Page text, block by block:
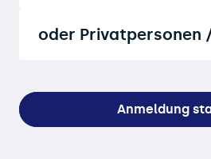
oder Privatpersonen
Anmeldung